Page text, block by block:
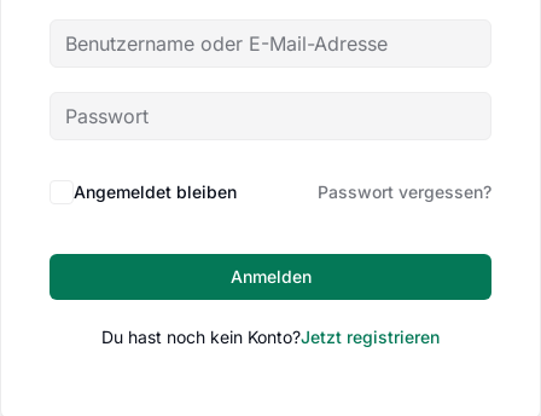
Angemeldet bleiben Passwort vergessen?
Anmelden
Du hast noch kein Konto?Jetzt registrieren